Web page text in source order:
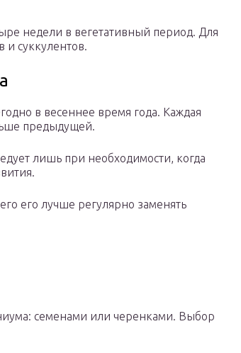
недели в вегетативный период. Для
и суккулентов.
в весеннее время года. Каждая
предыдущей.
лишь при необходимости, когда
его лучше регулярно заменять
семенами или черенками. Выбор